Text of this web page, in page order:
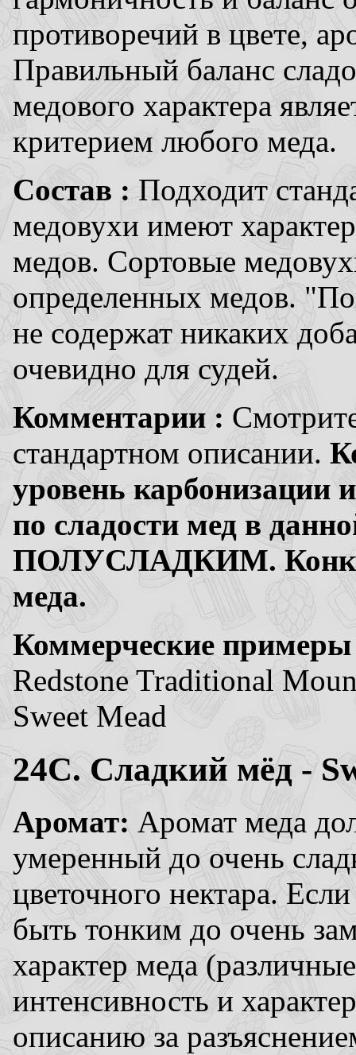
противоречий в цвете,
Правильный баланс
медового характера
критерием любого меда.
Состав :Подходит
медовухи имеют
медов. Сортовые
определенных медов.
не содержат никаких
очевидно для судей.
Комментарии :
стандартном описании.
уровень карбонизации
по сладости мед в
ПОЛУСЛАДКИМ.
меда.
Коммерческие
Redstone Traditional
Sweet Mead
24C. Сладкий мёд -
Аромат: Аромат меда
умеренный до очень
цветочного нектара.
быть тонким до очень
характер меда
интенсивность и
описанию за